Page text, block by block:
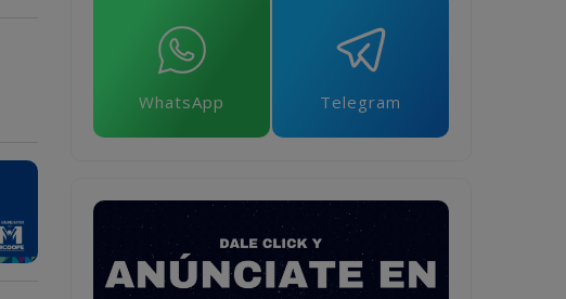
WhatsApp Telegram